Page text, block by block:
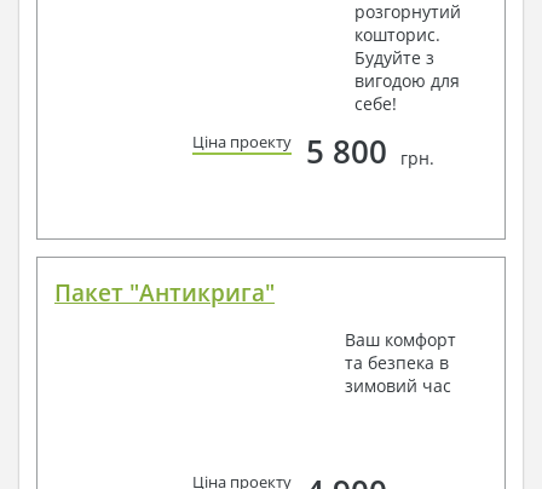
розгорнутий
кошторис.
Будуйте з
вигодою для
себе!
Ціна проекту 5 800 грн.
Пакет "Антикрига"
Ваш комфорт
та безпека в
зимовий час
Ціна проекту